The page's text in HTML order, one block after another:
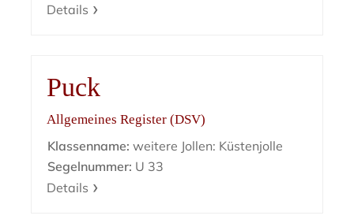
Details
Puck
Allgemeines Register (DSV)
Klassenname: weitere Jollen: Küstenjolle
Segelnummer: U 33
Details